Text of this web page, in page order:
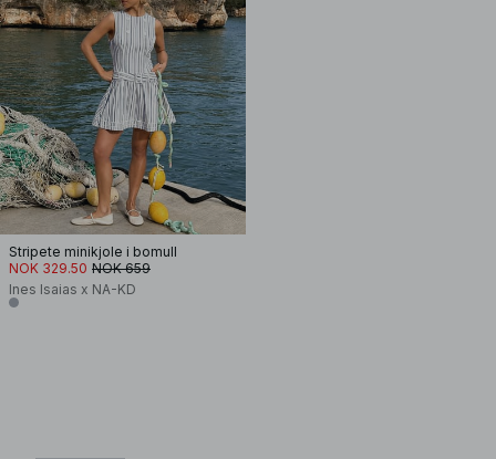
Stripete minikjole i bomull
NOK 329.50 NOK 659
Ines Isaias x NA-KD